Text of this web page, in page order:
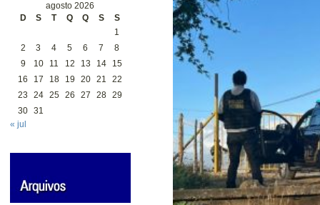
agosto 2026
D
S T Q Q S
S
1
2
3 4 5 6 7
8
9
10 11 12 13 14
15
16
17 18 19 20 21
22
23
24 25 26 27 28 29
30 31
« jul